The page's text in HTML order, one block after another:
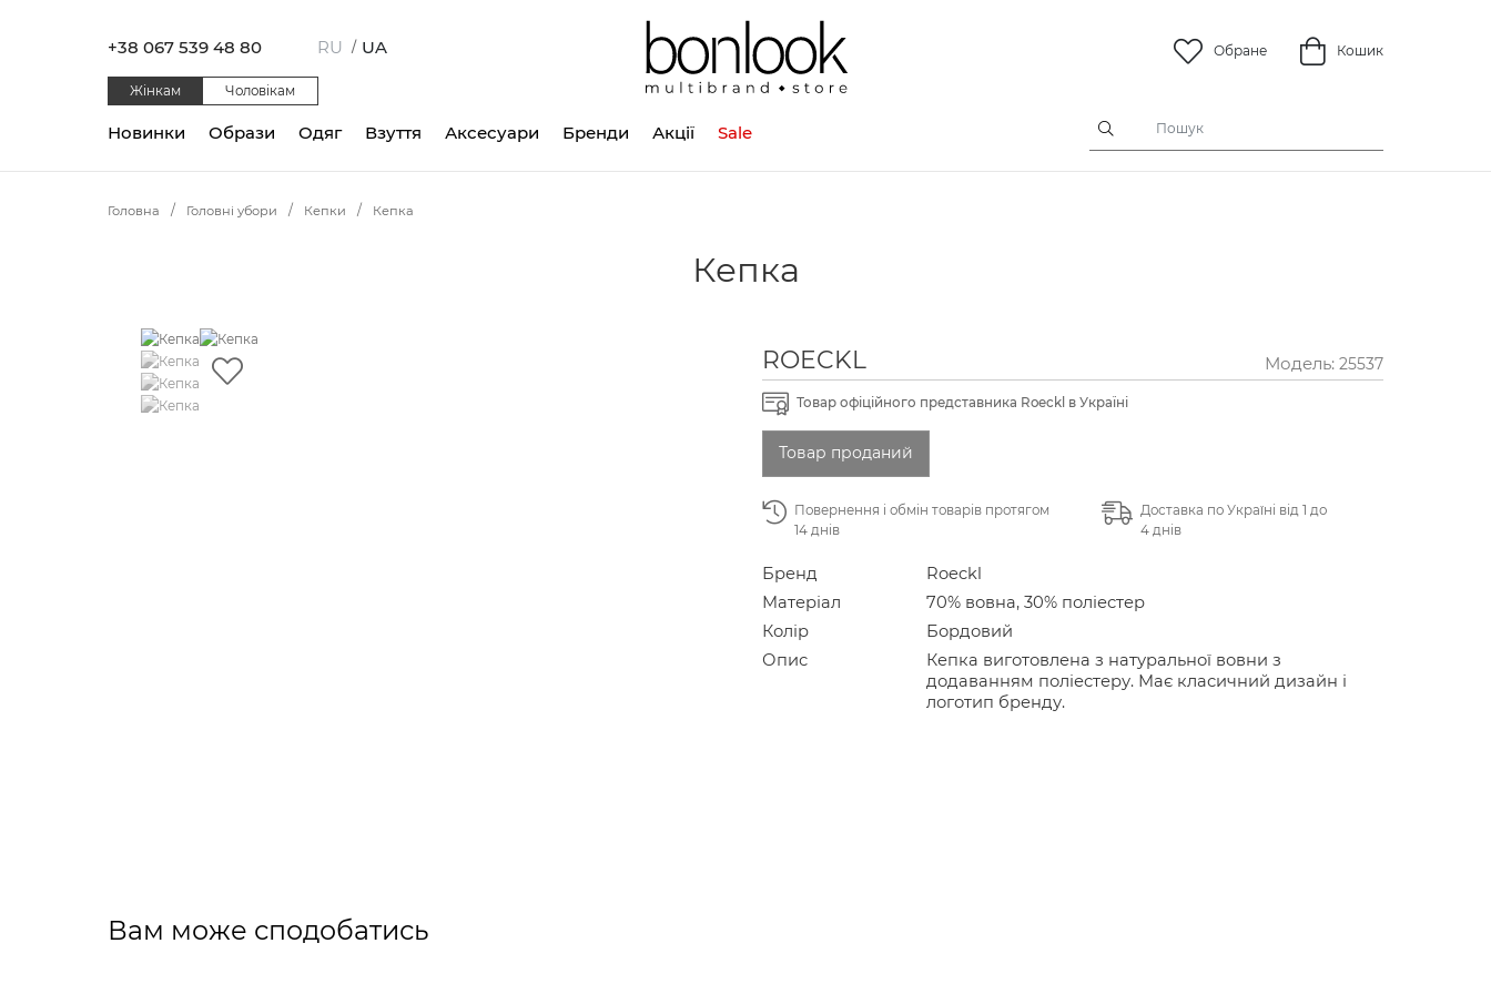
+38 067 539 48 80 RU / UA Обране Кошик
Жінкам Чоловікам
Одяг Взуття Аксесуари
Новинки Образи Бренди Акції Sale
Головна Головні убори Кепки Кепка
Кепка
ROECKL Модель: 25537
Товар офіційного представника Roeckl в Україні
Товар проданий
Повернення і обмін товарів протягом
14 днів
Доставка по Україні від 1 до
4 днів
Бренд
Roeckl
Матеріал
70% вовна, 30% поліестер
Колір
Бордовий
Опис
Кепка виготовлена з натуральної вовни з
додаванням поліестеру. Має класичний дизайн і
логотип бренду.
Вам може сподобатись